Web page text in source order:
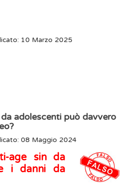
10 Marzo 2025
adolescenti può davvero
08 Maggio 2024
age sin da
i danni da